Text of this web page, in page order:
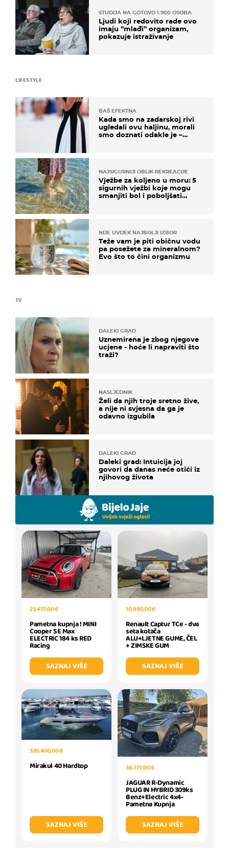
STUDIJA NA GOTOVO 1.900 OSOBA
Ljudi koji redovito rade ovo
imaju “mlađi” organizam,
pokazuje istraživanje
TV
DALEKI GRAD
Uznemirena je zbog njegove
ucjene - hoće li napraviti što
traži?
NASLJEDNIK
Želi da njih troje sretno žive,
a nije ni svjesna da ga je
odavno izgubila
DALEKI GRAD
Daleki grad: Intuicija joj
govori da danas neće otići iz
njihovog života
LIFESTYLE
BAŠ EFEKTNA
Kada smo na zadarskoj rivi
ugledali ovu haljinu, morali
smo doznati odakle je –
NAJSIGURNIJI OBLIK REKREACIJE
Vježbe za koljeno u moru: 5
sigurnih vježbi koje mogu
smanjiti bol i poboljšati
NIJE UVIJEK NAJBOLJI IZBOR
Teže vam je piti običnu vodu
pa posežete za mineralnom?
Evo što to čini organizmu
23.477,00 €
Pametna kupnja ! MINI
Cooper SE Max
ELECTRIC 184 ks RED
Racing
SAZNAJ VIŠE
10.990,00 €
Renault Captur TCe - dva
seta kotača
ALU+LJETNE GUME, ČEL
+ ZIMSKE GUM
SAZNAJ VIŠE
320.400,00 €
Mirakul 40 Hardtop
SAZNAJ VIŠE
36.777,00 €
JAGUAR R-Dynamic
PLUG IN HYBRID 309ks
Benz+Electric 4x4-
Pametna Kupnja
SAZNAJ VIŠE